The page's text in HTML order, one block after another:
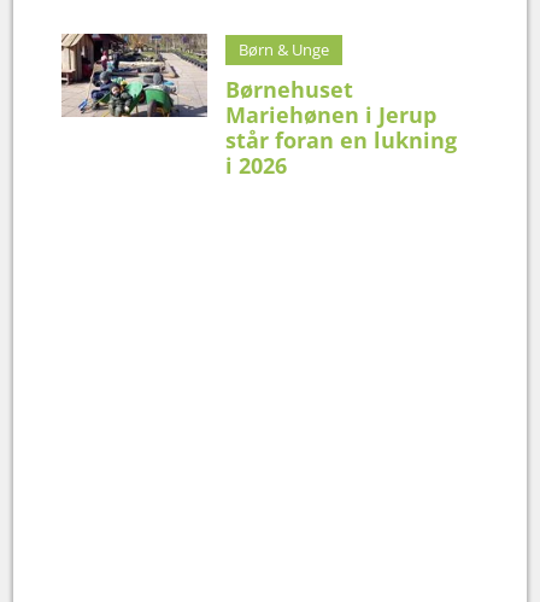
Børn & Unge
Børnehuset
Mariehønen i Jerup
står foran en lukning
i 2026